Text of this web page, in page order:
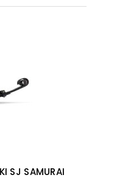
SJ SAMURAI